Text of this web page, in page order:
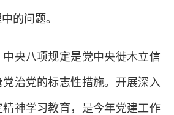
的问题。
八项规定是党中央徙木立信
治党的标志性措施。开展深入
神学习教育，是今年党建工作